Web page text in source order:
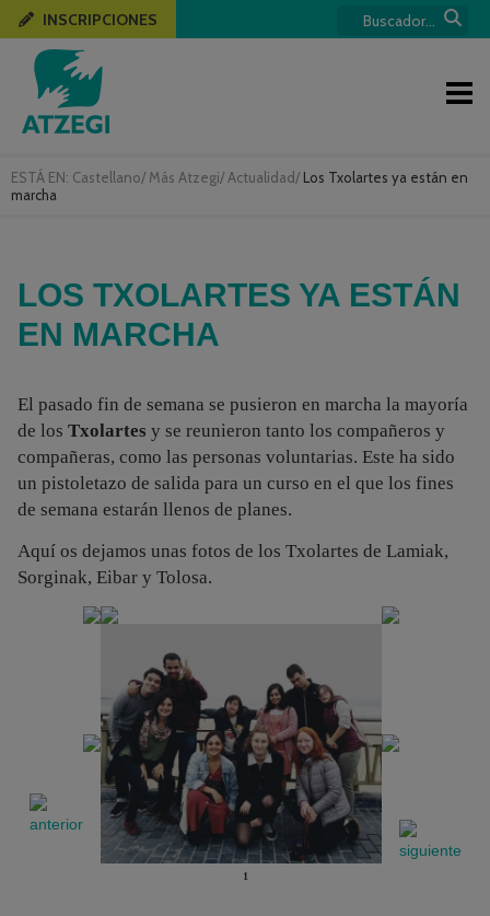
ESTÁ EN: Castellano/ Más Atzegi/ Actualidad/ Los Txolartes ya están en
marcha
INSCRIPCIONES
LOS TXOLARTES YA ESTÁN
EN MARCHA
El pasado fin de semana se pusieron en marcha la mayoría
de los Txolartes y se reunieron tanto los compañeros y
compañeras, como las personas voluntarias. Este ha sido
un pistoletazo de salida para un curso en el que los fines
de semana estarán llenos de planes.
Aquí os dejamos unas fotos de los Txolartes de Lamiak,
Sorginak, Eibar y Tolosa.
1